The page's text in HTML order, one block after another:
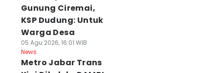
Gunung Ciremai,
KSP Dudung: Untuk
Warga Desa
05 Agu 2026, 16:01 WIB
News
Metro Jabar Trans